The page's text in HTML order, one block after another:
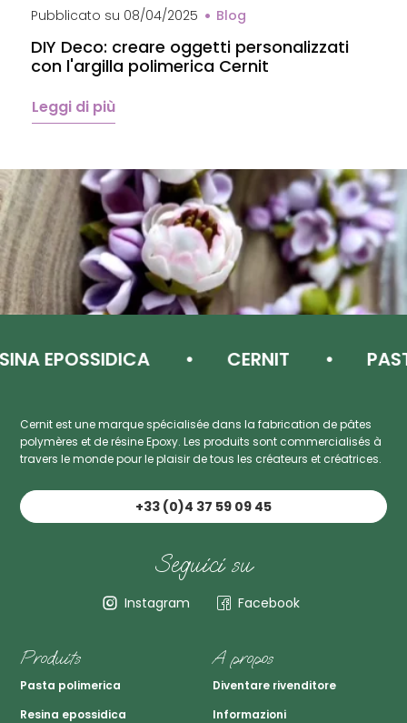
Pubblicato su 08/04/2025 Blog
DIY Deco: creare oggetti personalizzati
con l'argilla polimerica Cernit
Leggi di più
EPOSSIDICA CERNIT PASTA
Cernit est une marque spécialisée dans la fabrication de pâtes
polymères et de résine Epoxy. Les produits sont commercialisés à
travers le monde pour le plaisir de tous les créateurs et créatrices.
+33 (0)4 37 59 09 45
Seguici su
Instagram Facebook
Produits
Pasta polimerica
Resina epossidica
A propos
Diventare rivenditore
Informazioni